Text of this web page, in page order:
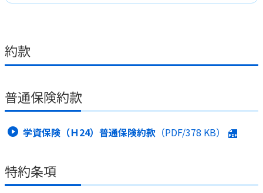
約款
普通保険約款
学資保険（Ｈ24）普通保険約款 （PDF/378 KB）
特約条項